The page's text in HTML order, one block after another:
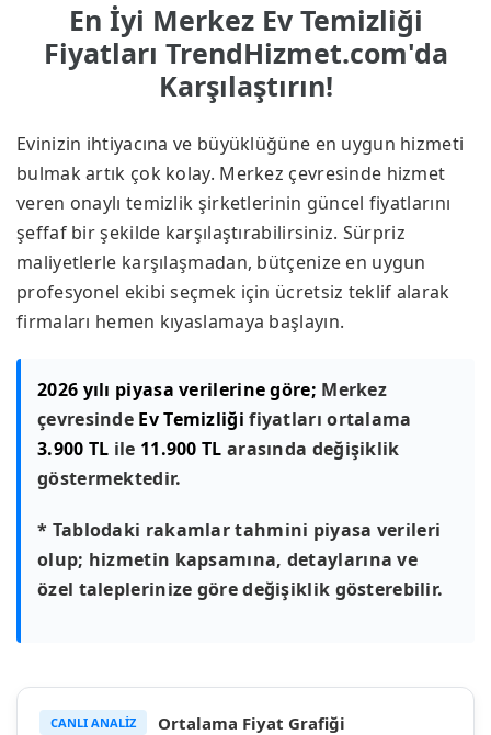
En İyi Merkez Ev Temizliği
Fiyatları TrendHizmet.com'da
Karşılaştırın!
Evinizin ihtiyacına ve büyüklüğüne en uygun hizmeti
bulmak artık çok kolay. Merkez çevresinde hizmet
veren onaylı temizlik şirketlerinin güncel fiyatlarını
şeffaf bir şekilde karşılaştırabilirsiniz. Sürpriz
maliyetlerle karşılaşmadan, bütçenize en uygun
profesyonel ekibi seçmek için ücretsiz teklif alarak
firmaları hemen kıyaslamaya başlayın.
2026 yılı piyasa verilerine göre; Merkez
çevresinde Ev Temizliği fiyatları ortalama
3.900 TL ile 11.900 TL arasında değişiklik
göstermektedir.
* Tablodaki rakamlar tahmini piyasa verileri
olup; hizmetin kapsamına, detaylarına ve
özel taleplerinize göre değişiklik gösterebilir.
CANLI ANALİZ Ortalama Fiyat Grafiği